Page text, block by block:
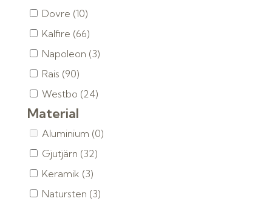
Dovre (10)
Kalfire (66)
Napoleon (3)
Rais (90)
Westbo (24)
Material
Aluminium (0)
Gjutjärn (32)
Keramik (3)
Natursten (3)